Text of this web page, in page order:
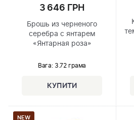
3 646 ГРН
Брошь из черненого
серебра с янтарем
«Янтарная роза»
Вага: 3.72 грама
NEW